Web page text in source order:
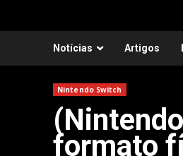
Notícias Artigos
Nintendo Switch
formato